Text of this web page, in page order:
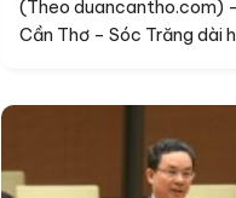
(Theo duancantho.com)
Cần Thơ – Sóc Trăng dài